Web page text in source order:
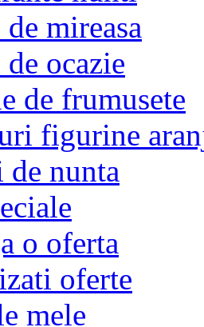
mireasa
ocazie
de frumusete
figurine
nunta
o oferta
oferte
mele